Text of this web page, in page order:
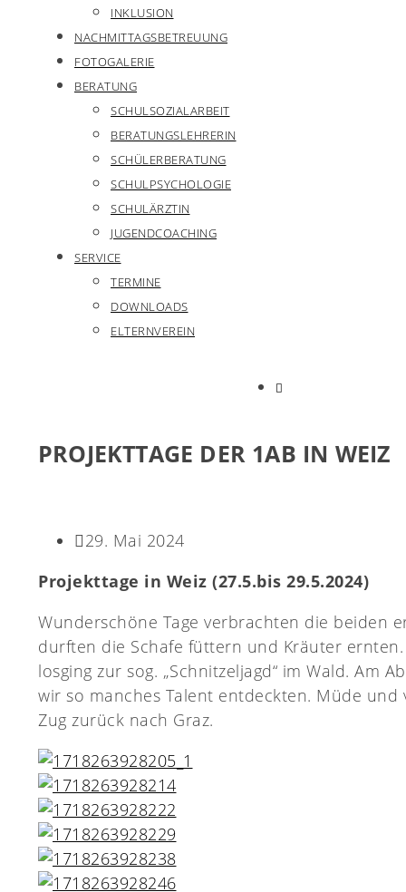
INKLUSION
NACHMITTAGSBETREUUNG
FOTOGALERIE
BERATUNG
SCHULSOZIALARBEIT
BERATUNGSLEHRERIN
SCHÜLERBERATUNG
SCHULPSYCHOLOGIE
SCHULÄRZTIN
JUGENDCOACHING
SERVICE
TERMINE
DOWNLOADS
ELTERNVEREIN
PROJEKTTAGE DER 1AB IN WEIZ
29. Mai 2024
Projekttage in Weiz (27.5.bis 29.5.2024)
Wunderschöne Tage verbrachten die beiden
durften die Schafe füttern und Kräuter
losging zur sog. „Schnitzeljagd“ im Wald. Am
wir so manches Talent entdeckten. Müde
Zug zurück nach Graz.